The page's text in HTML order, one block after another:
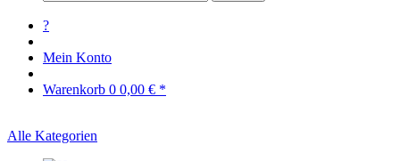
?
Mein Konto
Warenkorb 0 0,00 € *
Alle Kategorien